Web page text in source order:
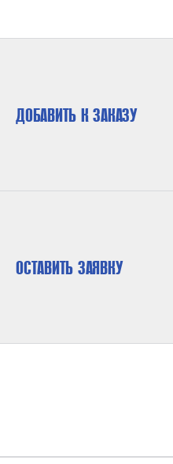
ДОБАВИТЬ К ЗАКАЗУ
ОСТАВИТЬ ЗАЯВКУ